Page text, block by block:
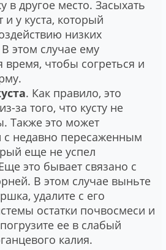
в другое место. Засыхать
и у куста, который
низких
этом случае ему
время, чтобы согреться и
. Как правило, это
за того, что кусту не
Также это может
с недавно пересаженным
еще не успел
это бывает связано с
В этом случае выньте
удалите с его
остатки почвосмеси и
ее в слабый
калия.